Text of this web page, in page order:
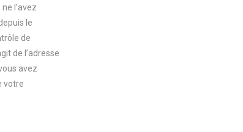
l’avez
le
de
de l’adresse
avez
votre